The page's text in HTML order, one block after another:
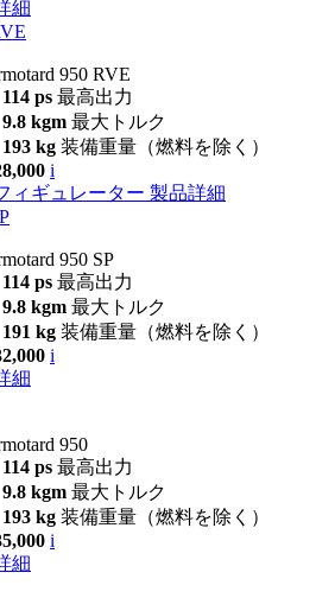
細
950 RVE
114 ps 最高出力
9.8 kgm 最大トルク
193 kg 装備重量（燃料を除く）
i
ィギュレーター 製品詳細
950 SP
114 ps 最高出力
9.8 kgm 最大トルク
191 kg 装備重量（燃料を除く）
i
細
950
114 ps 最高出力
9.8 kgm 最大トルク
193 kg 装備重量（燃料を除く）
i
細